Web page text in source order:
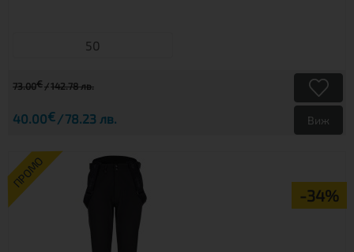
50
73.00€ 142.78 лв.
40.00€ 78.23 лв. Виж
ПРОМО
-34%